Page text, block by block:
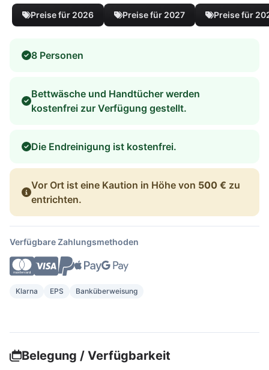
Preise für 2026 Preise für 2027 Preise für
8 Personen
Bettwäsche und Handtücher werden
kostenfrei zur Verfügung gestellt.
Die Endreinigung ist kostenfrei.
Vor Ort ist eine Kaution in Höhe von 500 € zu
entrichten.
Verfügbare Zahlungsmethoden
Klarna EPS Banküberweisung
Belegung / Verfügbarkeit